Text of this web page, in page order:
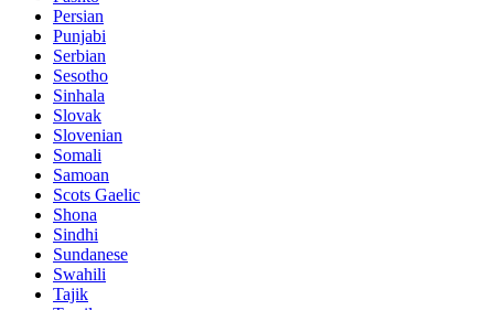
Persian
Punjabi
Serbian
Sesotho
Sinhala
Slovak
Slovenian
Somali
Samoan
Scots Gaelic
Shona
Sindhi
Sundanese
Swahili
Tajik